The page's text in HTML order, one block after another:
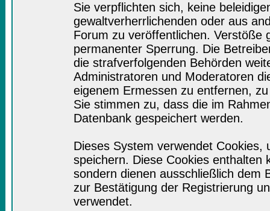
Sie verpflichten sich, keine
gewaltverherrlichenden oder aus
Forum zu veröffentlichen. Verstöße
permanenter Sperrung. Die
die strafverfolgenden Behörden
Administratoren und Moderatoren
eigenem Ermessen zu entfernen,
Sie stimmen zu, dass die im
Datenbank gespeichert werden.
Dieses System verwendet
speichern. Diese Cookies enthalten
sondern dienen ausschließlich dem
zur Bestätigung der Registrierung
verwendet.